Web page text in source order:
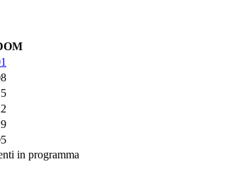
in programma